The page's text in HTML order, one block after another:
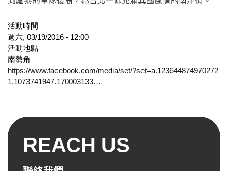
活動時間
週六, 03/19/2016 - 12:00
活動地點
南勢角
https://www.facebook.com/media/set/?set=a.123644874970272
1.1073741947.170003133…
REACH US